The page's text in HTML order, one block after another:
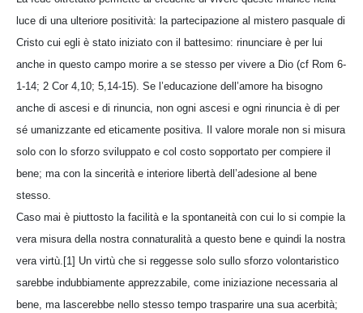
luce di una ulteriore positività: la partecipazione al mistero pasquale di
Cristo cui egli è stato iniziato con il battesimo: rinunciare è per lui
anche in questo campo morire a se stesso per vivere a Dio (cf Rom 6-
1-14; 2 Cor 4,10; 5,14-15). Se l’educazione dell’amore ha bisogno
anche di ascesi e di rinuncia, non ogni ascesi e ogni rinuncia è di per
sé umanizzante ed eticamente positiva. Il valore morale non si misura
solo con lo sforzo sviluppato e col costo sopportato per compiere il
bene; ma con la sincerità e interiore libertà dell’adesione al bene
stesso.
Caso mai è piuttosto la facilità e la spontaneità con cui lo si compie la
vera misura della nostra connaturalità a questo bene e quindi la nostra
vera virtù.[1] Un virtù che si reggesse solo sullo sforzo volontaristico
sarebbe indubbiamente apprezzabile, come iniziazione necessaria al
bene, ma lascerebbe nello stesso tempo trasparire una sua acerbità;